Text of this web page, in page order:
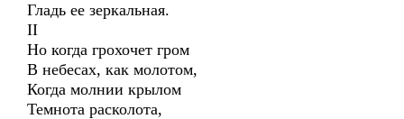
Гладь ее зеркальная.
II
Но когда грохочет гром
В небесах, как молотом,
Когда молнии крылом
Темнота расколота,